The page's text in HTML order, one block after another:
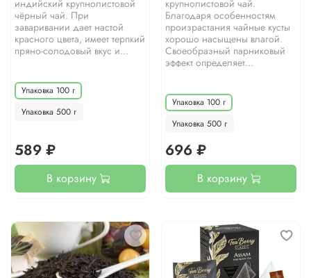
индийский крупнолистовой
чёрный чай. При
заваривании дает настой
красного цвета, имеет терпкий
пряно-солодовый вкус и...
Упаковка 100 г
Упаковка 500 г
589 ₽
В корзину
крупнолистовой чай.
Благодаря особенностям
произрастания чайные кусты
хорошо насыщены влагой.
Своеобразный парниковый
эффект определяет...
Упаковка 100 г
Упаковка 500 г
696 ₽
В корзину